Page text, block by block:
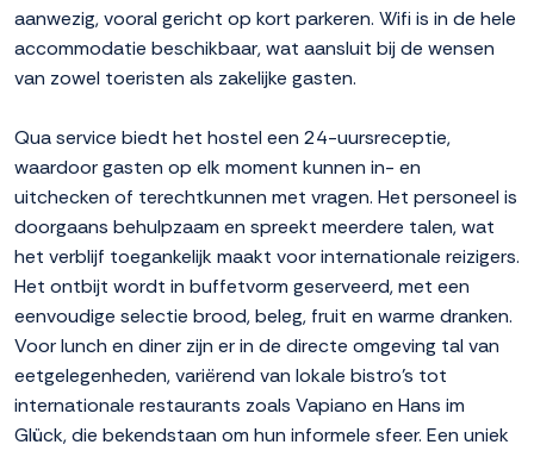
aanwezig, vooral gericht op kort parkeren. Wifi is in de hele
accommodatie beschikbaar, wat aansluit bij de wensen
van zowel toeristen als zakelijke gasten.
Qua service biedt het hostel een 24-uursreceptie,
waardoor gasten op elk moment kunnen in- en
uitchecken of terechtkunnen met vragen. Het personeel is
doorgaans behulpzaam en spreekt meerdere talen, wat
het verblijf toegankelijk maakt voor internationale reizigers.
Het ontbijt wordt in buffetvorm geserveerd, met een
eenvoudige selectie brood, beleg, fruit en warme dranken.
Voor lunch en diner zijn er in de directe omgeving tal van
eetgelegenheden, variërend van lokale bistro's tot
internationale restaurants zoals Vapiano en Hans im
Glück, die bekendstaan om hun informele sfeer. Een uniek